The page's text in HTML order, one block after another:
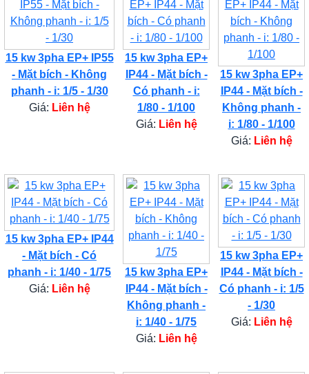
15 kw 3pha EP+ IP55
- Mặt bích - Không
phanh - i: 1/5 - 1/30
Giá: Liên hệ
15 kw 3pha EP+
IP44 - Mặt bích -
Có phanh - i:
1/80 - 1/100
Giá: Liên hệ
15 kw 3pha EP+
IP44 - Mặt bích -
Không phanh -
i: 1/80 - 1/100
Giá: Liên hệ
15 kw 3pha EP+ IP44
- Mặt bích - Có
phanh - i: 1/40 - 1/75
Giá: Liên hệ
15 kw 3pha EP+
IP44 - Mặt bích -
Không phanh -
i: 1/40 - 1/75
Giá: Liên hệ
15 kw 3pha EP+
IP44 - Mặt bích -
Có phanh - i: 1/5
- 1/30
Giá: Liên hệ